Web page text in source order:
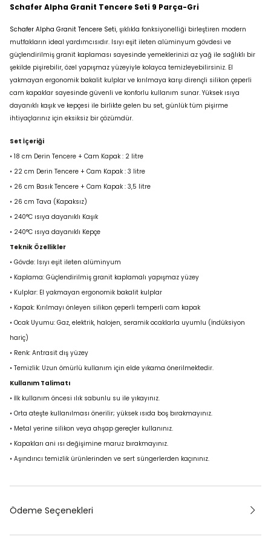
Schafer Alpha Granit Tencere Seti 9 Parça-Gri
Schafer Alpha Granit Tencere Seti, şıklıkla fonksiyonelliği birleştiren modern
mutfakların ideal yardımcısıdır. Isıyı eşit ileten alüminyum gövdesi ve
güçlendirilmiş granit kaplaması sayesinde yemeklerinizi az yağ ile sağlıklı bir
şekilde pişirebilir, özel yapışmaz yüzeyiyle kolayca temizleyebilirsiniz. El
yakmayan ergonomik bakalit kulplar ve kırılmaya karşı dirençli silikon çeperli
cam kapaklar sayesinde güvenli ve konforlu kullanım sunar. Yüksek ısıya
dayanıklı kaşık ve kepçesi ile birlikte gelen bu set, günlük tüm pişirme
ihtiyaçlarınız için eksiksiz bir çözümdür.
Set İçeriği
• 18 cm Derin Tencere + Cam Kapak : 2 litre
• 22 cm Derin Tencere + Cam Kapak : 3 litre
• 26 cm Basık Tencere + Cam Kapak : 3,5 litre
• 26 cm Tava (Kapaksız)
• 240°C ısıya dayanıklı Kaşık
• 240°C ısıya dayanıklı Kepçe
Teknik Özellikler
• Gövde: Isıyı eşit ileten alüminyum
• Kaplama: Güçlendirilmiş granit kaplamalı yapışmaz yüzey
• Kulplar: El yakmayan ergonomik bakalit kulplar
• Kapak: Kırılmayı önleyen silikon çeperli temperli cam kapak
• Ocak Uyumu: Gaz, elektrik, halojen, seramik ocaklarla uyumlu (İndüksiyon
hariç)
• Renk: Antrasit dış yüzey
• Temizlik: Uzun ömürlü kullanım için elde yıkama önerilmektedir.
Kullanım Talimatı
• İlk kullanım öncesi ılık sabunlu su ile yıkayınız.
• Orta ateşte kullanılması önerilir; yüksek ısıda boş bırakmayınız.
• Metal yerine silikon veya ahşap gereçler kullanınız.
• Kapakları ani ısı değişimine maruz bırakmayınız.
• Aşındırıcı temizlik ürünlerinden ve sert süngerlerden kaçınınız.
Ödeme Seçenekleri